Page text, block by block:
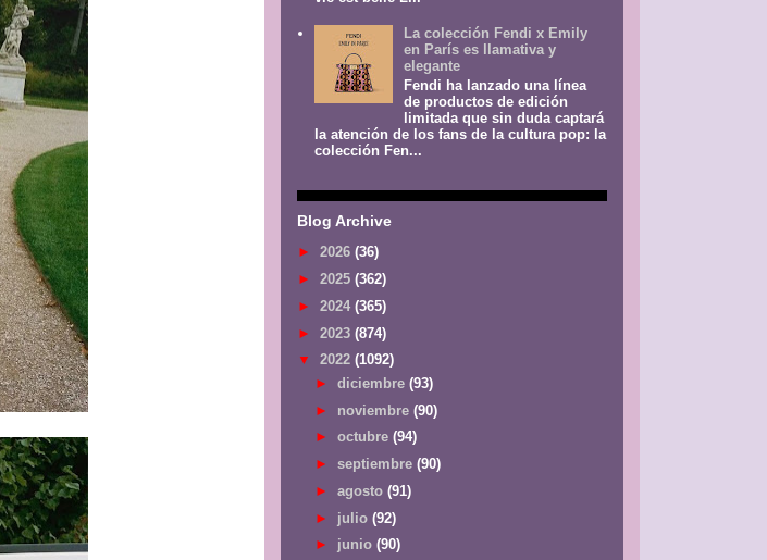
La colección Fendi x Emily
en París es llamativa y
elegante
Fendi ha lanzado una línea
de productos de edición
limitada que sin duda captará
la atención de los fans de la cultura pop: la
colección Fen...
Blog Archive
► 2026 (36)
► 2025 (362)
► 2024 (365)
► 2023 (874)
▼ 2022 (1092)
► diciembre (93)
► noviembre (90)
► octubre (94)
► septiembre (90)
► agosto (91)
► julio (92)
► junio (90)